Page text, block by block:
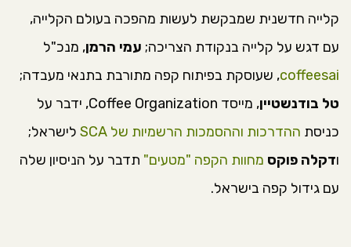
קלייה חדשנית שמבקשת לעשות מהפכה בעולם הקלייה,
עם דגש על קלייה בנקודת הצריכה; עמי הרמן, מנכ"ל
coffeesai, שעוסקת בפיתוח קפה מתורבת בתנאי מעבדה;
טל בודנשטיין
, מייסד Coffee Organization, ידבר על
כניסת ההדרכות וההסמכות הרשמיות של SCA
לישראל;
ודקלה פוקס מחוות הקפה "מטעים" תדבר על הניסיון שלה
עם גידול קפה בישראל.